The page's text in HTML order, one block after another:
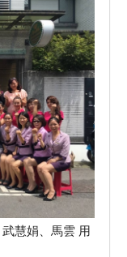
娟、馬雲 用